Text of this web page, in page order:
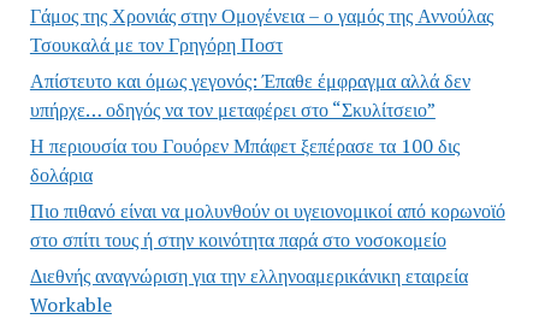
Γάμος της Χρονιάς στην Ομογένεια – ο γαμός της Αννούλας
Τσουκαλά με τον Γρηγόρη Ποστ
Απίστευτο και όμως γεγονός: Έπαθε έμφραγμα αλλά δεν
υπήρχε… οδηγός να τον μεταφέρει στο “Σκυλίτσειο”
Η περιουσία του Γουόρεν Μπάφετ ξεπέρασε τα 100 δις
δολάρια
Πιο πιθανό είναι να μολυνθούν οι υγειονομικοί από κορωνοϊό
στο σπίτι τους ή στην κοινότητα παρά στο νοσοκομείο
Διεθνής αναγνώριση για την ελληνοαμερικάνικη εταιρεία
Workable